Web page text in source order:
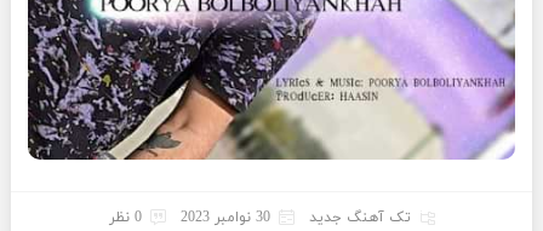
تک آهنگ جدید 30 نوامبر 2023 0 نظر